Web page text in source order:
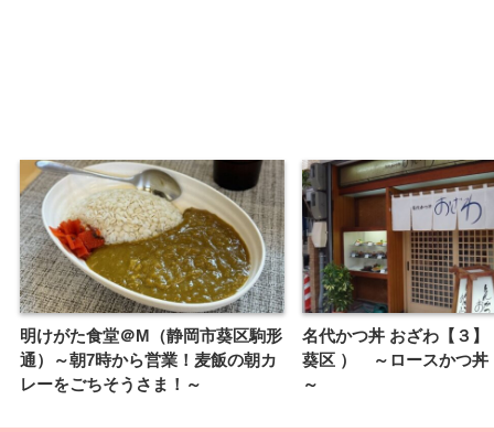
明けがた食堂＠M（静岡市葵区駒形
通）～朝7時から営業！麦飯の朝カ
レーをごちそうさま！～
名代かつ丼 おざわ【３】
葵区 ） ～ロースかつ丼
～